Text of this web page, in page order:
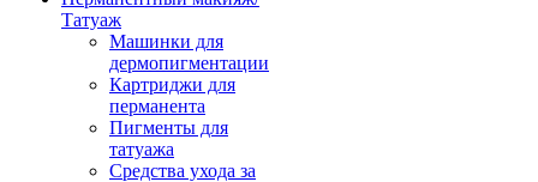
Татуаж
Машинки для
дермопигментации
Картриджи для
перманента
Пигменты для
татуажа
Средства ухода за